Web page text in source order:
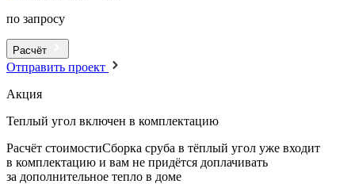
по запросу
Расчёт
Отправить проект
Акция
Теплый угол включен в комплектацию
Расчёт стоимостиСборка сруба в тёплый угол уже входит
в комплектацию и вам не придётся доплачивать
за дополнительное тепло в доме